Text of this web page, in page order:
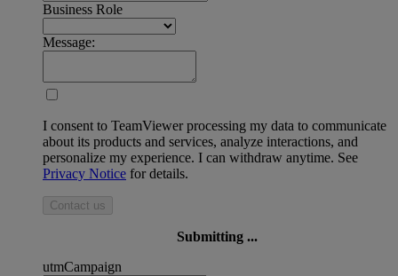
Business Role
Message:
I consent to TeamViewer processing my data to communicate
about its products and services, analyze interactions, and
personalize my experience. I can withdraw anytime. See
Privacy Notice for details.
Contact us
Submitting ...
utmCampaign